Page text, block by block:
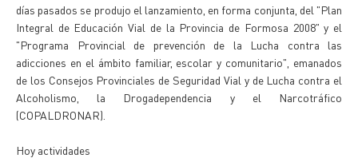
días pasados se produjo el lanzamiento, en forma conjunta, del "Plan
Integral de Educación Vial de la Provincia de Formosa 2008" y el
"Programa Provincial de prevención de la Lucha contra las
adicciones en el ámbito familiar, escolar y comunitario", emanados
de los Consejos Provinciales de Seguridad Vial y de Lucha contra el
Alcoholismo, la Drogadependencia y el Narcotráfico
(COPALDRONAR).
Hoy actividades